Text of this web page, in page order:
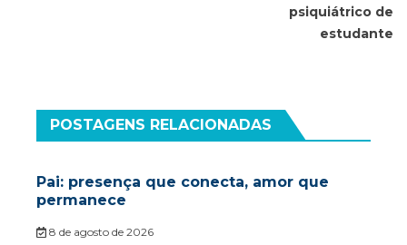
psiquiátrico de
estudante
POSTAGENS RELACIONADAS
Pai: presença que conecta, amor que
permanece
8 de agosto de 2026